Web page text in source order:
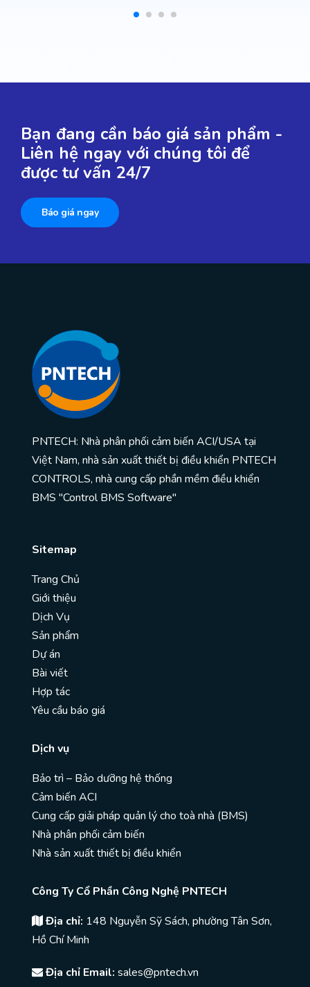
Bạn đang cần báo giá sản phẩm -
Liên hệ ngay với chúng tôi để
được tư vấn 24/7
Báo giá ngay
PNTECH: Nhà phân phối cảm biến ACI/USA tại
Việt Nam, nhà sản xuất thiết bị điều khiển PNTECH
CONTROLS, nhà cung cấp phần mềm điều khiển
BMS "Control BMS Software"
Sitemap
Trang Chủ
Giới thiệu
Dịch Vụ
Sản phẩm
Dự án
Bài viết
Hợp tác
Yêu cầu báo giá
Dịch vụ
Bảo trì – Bảo dưỡng hệ thống
Cảm biến ACI
Cung cấp giải pháp quản lý cho toà nhà (BMS)
Nhà phân phối cảm biến
Nhà sản xuất thiết bị điều khiển
Công Ty Cổ Phần Công Nghệ PNTECH
Địa chỉ: 148 Nguyễn Sỹ Sách, phường Tân Sơn,
Hồ Chí Minh
Địa chỉ Email: sales@pntech.vn